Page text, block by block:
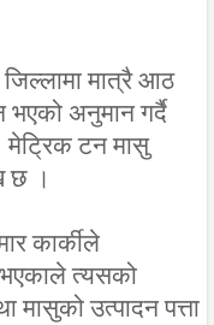
जिल्लामा मात्रै आठ
अनुमान गर्दै
मेट्रिक टन मासु
छ ।
कार्कीले
भएकाले त्यसको
मासुको उत्पादन पत्ता